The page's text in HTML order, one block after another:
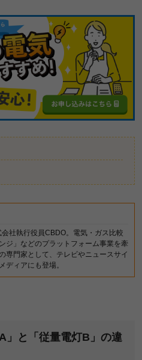
社執行役員CBDO。電気・ガス比較
ジ」などのプラットフォーム事業を牽
専門家として、テレビやニュースサイ
ディアにも登場。
」と「従量電灯B」の違